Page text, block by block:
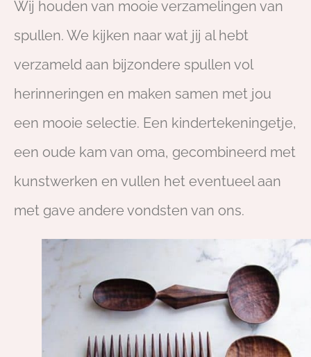
Wij houden van mooie verzamelingen van
spullen. We kijken naar wat jij al hebt
verzameld aan bijzondere spullen vol
herinneringen en maken samen met jou
een mooie selectie. Een kindertekeningetje,
een oude kam van oma, gecombineerd met
kunstwerken en vullen het eventueel aan
met gave andere vondsten van ons.